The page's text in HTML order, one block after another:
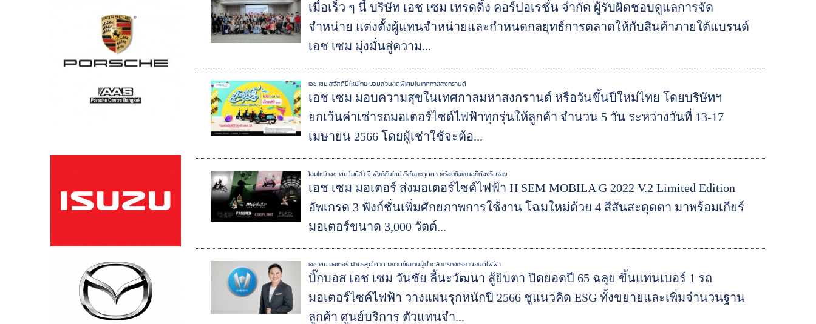
เมื่อเร็ว ๆ นี้ บริษัท เอช เซม เทรดดิ้ง คอร์ปอเรชั่น จำกัด ผู้รับผิดชอบดูแลการจัด
จำหน่าย แต่งตั้งผู้แทนจำหน่ายและกำหนดกลยุทธ์การตลาดให้กับสินค้าภายใต้แบรนด์
เอช เซม มุ่งมั่นสู่ความ...
เอช เซม สวัสดีปีใหม่ไทย มอบส่วนลดพิเศษในเทศกาลสงกรานต์
เอช เซม มอบความสุขในเทศกาลมหาสงกรานต์ หรือวันขึ้นปีใหม่ไทย โดยบริษัทฯ
ยกเว้นค่าเช่ารถมอเตอร์ไซด์ไฟฟ้าทุกรุ่นให้ลูกค้า จำนวน 5 วัน ระหว่างวันที่ 13-17
เมษายน 2566 โดยผู้เช่าใช้จะต้อ...
โฉมใหม่ เอช เซม โมบิล่า จี ฟังก์ชั่นใหม่ สีสันสะดุดตา พร้อมข้อเสนอที่ต้องรีบจอง
เอช เซม มอเตอร์ ส่งมอเตอร์ไซค์ไฟฟ้า H SEM MOBILA G 2022 V.2 Limited Edition
อัพเกรด 3 ฟังก์ชั่นเพิ่มศักยภาพการใช้งาน โฉมใหม่ด้วย 4 สีสันสะดุดตา มาพร้อมเกียร์
มอเตอร์ขนาด 3,000 วัตต์...
เอช เซม มอเตอร์ ฝ่ามรสุมโควิด ผงาดขึ้นแท่นผู้นำตลาดรถจักรยานยนต์ไฟฟ้า
บิ๊กบอส เอช เซม วันชัย ลี้นะวัฒนา สู้ยิบตา ปิดยอดปี 65 ฉลุย ขึ้นแท่นเบอร์ 1 รถ
มอเตอร์ไซค์ไฟฟ้า วางแผนรุกหนักปี 2566 ชูแนวคิด ESG ทั้งขยายและเพิ่มจำนวนฐาน
ลูกค้า ศูนย์บริการ ตัวแทนจำ...